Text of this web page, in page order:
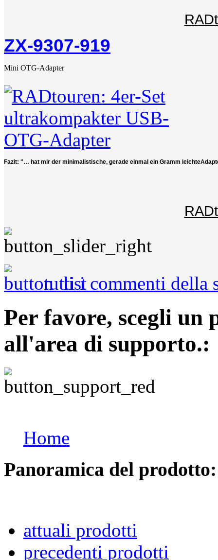
ZX-9307-919
Mini OTG-Adapter
Fazit: "… hat mir der minimalistische, gerade einmal ein Gramm
tutti i commenti della
Per favore, scegli un
all'area di supporto.:
Home
Panoramica del prodotto:
attuali prodotti
precedenti prodotti